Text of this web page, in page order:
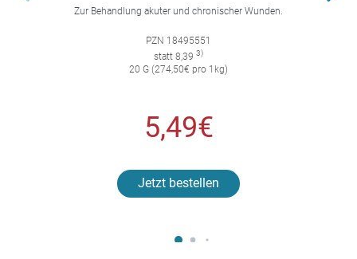
Zur Behandlung akuter und chronischer Wunden.
PZN 18495551
statt 8,39 3)
20 G (274,50€ pro 1kg)
5,49€
Jetzt bestellen